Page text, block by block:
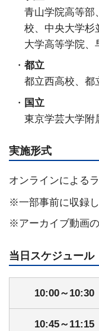
青山学院高等部
校、中央大学杉
大学高等学院、
都立
都立西高校、都
国立
東京学芸大学附
実施形式
オンラインによる
一部事前に収録
アーカイブ動画
当日スケジュール
10:00～10:30
10:45～11:15